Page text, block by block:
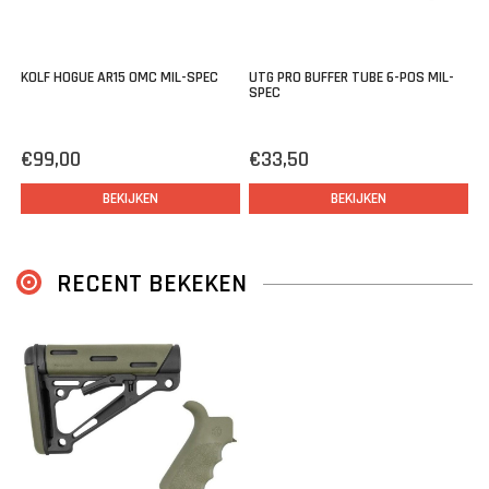
KOLF HOGUE AR15 OMC MIL-SPEC
€99,00
BEKIJKEN
UTG PRO BUFFER TUBE 6-POS MIL-
SPEC
€33,50
BEKIJKEN
RECENT BEKEKEN